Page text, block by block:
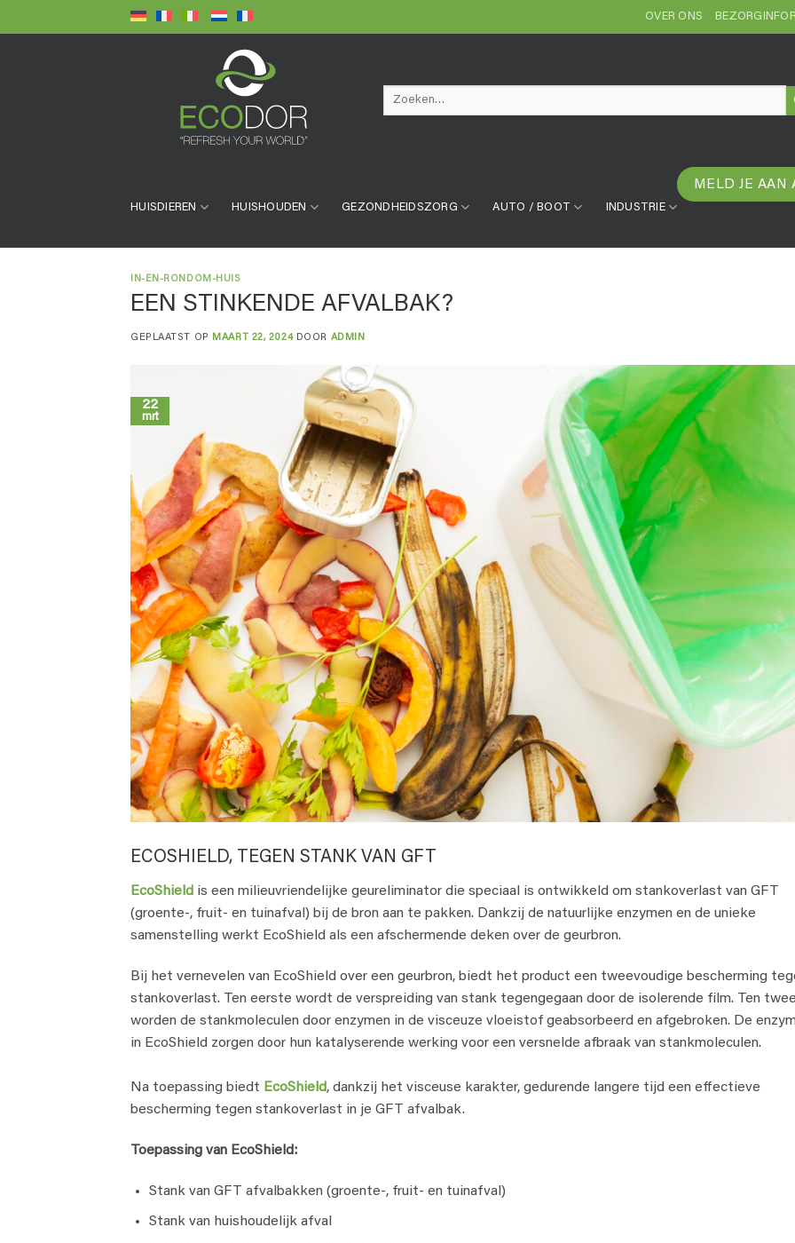
naar
OVER ONS
Zoeken
HUISDIEREN HUISHOUDEN GEZONDHEIDSZORG AUTO / BOOT INDUSTRIE
MELD JE AAN
IN-EN-RONDOM-HUIS
EEN STINKENDE AFVALBAK?
GEPLAATST OP MAART 22, 2024 DOOR ADMIN
22
mrt
ECOSHIELD, TEGEN STANK VAN GFT
EcoShield is een milieuvriendelijke geureliminator die speciaal is ontwikkeld om stankoverlast van GFT
(groente-, fruit- en tuinafval) bij de bron aan te pakken. Dankzij de natuurlijke enzymen en de unieke
samenstelling werkt EcoShield als een afschermende deken over de geurbron.
Bij het vernevelen van EcoShield over een geurbron, biedt het product een tweevoudige bescherming
stankoverlast. Ten eerste wordt de verspreiding van stank tegengegaan door de isolerende film. Ten
worden de stankmoleculen door enzymen in de visceuze vloeistof geabsorbeerd en afgebroken. De
in EcoShield zorgen door hun katalyserende werking voor een versnelde afbraak van stankmoleculen.
Na toepassing biedt EcoShield, dankzij het visceuse karakter, gedurende langere tijd een effectieve
bescherming tegen stankoverlast in je GFT afvalbak.
Toepassing van EcoShield:
Stank van GFT afvalbakken (groente-, fruit- en tuinafval)
Stank van huishoudelijk afval